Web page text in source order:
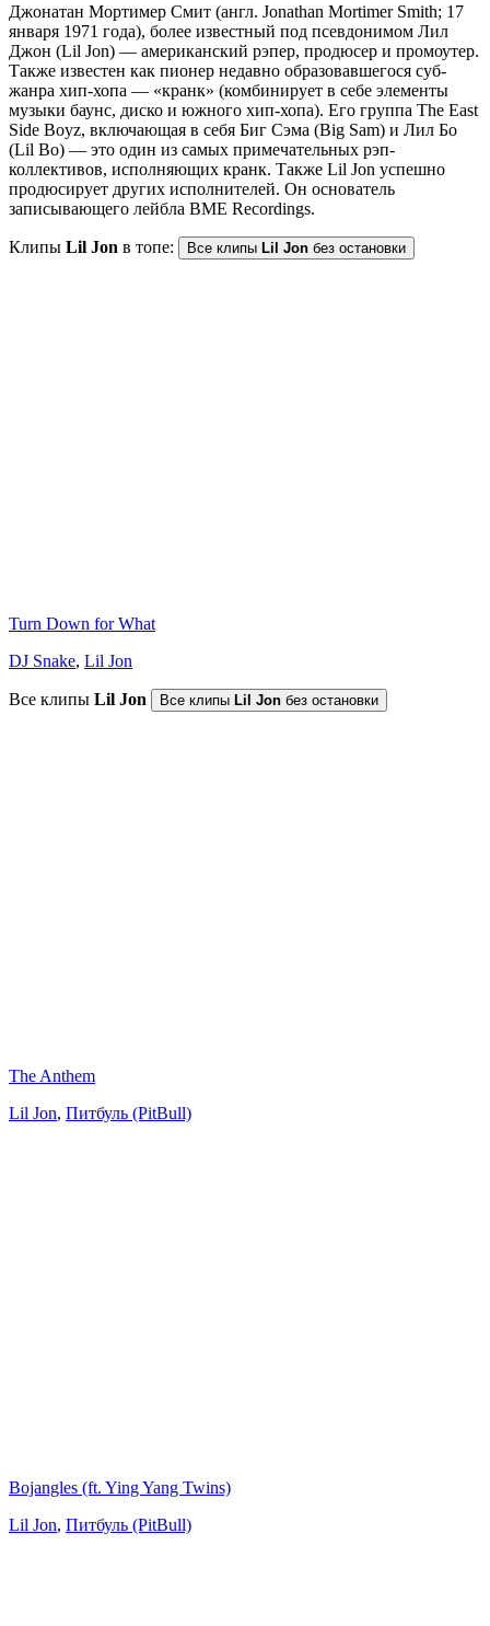
Джонатан Мортимер Смит (англ. Jonathan Mortimer Smith; 17
января 1971 года), более известный под псевдонимом Лил
Джон (Lil Jon) — американский рэпер, продюсер и промоутер.
Также известен как пионер недавно образовавшегося суб-
жанра хип-хопа — «кранк» (комбинирует в себе элементы
музыки баунс, диско и южного хип-хопа). Его группа The East
Side Boyz, включающая в себя Биг Сэма (Big Sam) и Лил Бо
(Lil Bo) — это один из самых примечательных рэп-
коллективов, исполняющих кранк. Также Lil Jon успешно
продюсирует других исполнителей. Он основатель
записывающего лейбла BME Recordings.
Клипы Lil Jon в топе: Все клипы Lil Jon без остановки
Turn Down for What
DJ Snake, Lil Jon
Все клипы Lil Jon Все клипы Lil Jon без остановки
The Anthem
Lil Jon, Питбуль (PitBull)
Bojangles (ft. Ying Yang Twins)
Lil Jon, Питбуль (PitBull)